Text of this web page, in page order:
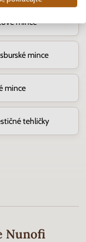
mince
mince
mince
tehličky
Nunofi